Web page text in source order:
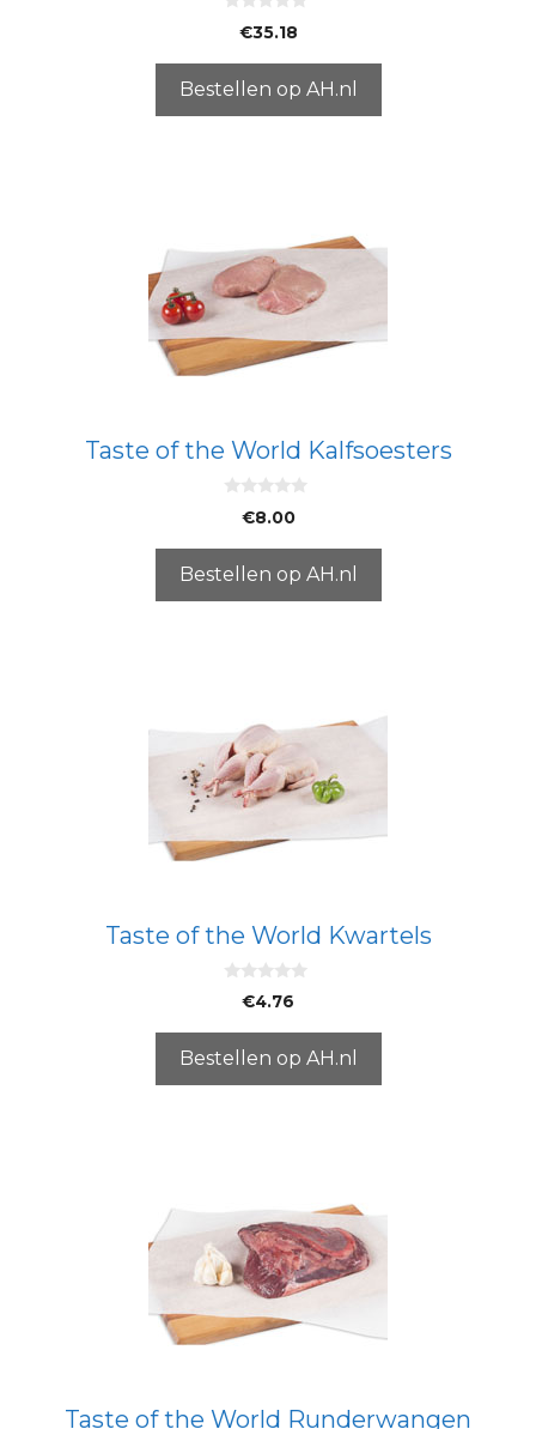
5
€35.18
Bestellen op AH.nl
Taste of the World Kalfsoesters
5
€8.00
Bestellen op AH.nl
Taste of the World Kwartels
5
€4.76
Bestellen op AH.nl
Taste of the World Runderwangen